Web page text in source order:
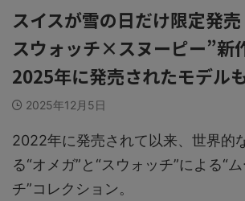
スイスが雪の日だけ限定発
スウォッチ×スヌーピー”新
2025年に発売されたモデル
2025年12月5日
2022年に発売されて以来、世界的
る“オメガ”と“スウォッチ”による“
チ”コレクション。